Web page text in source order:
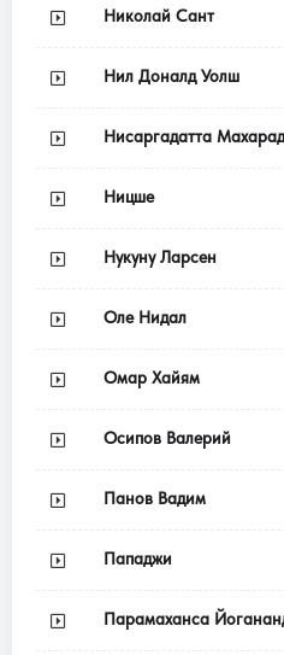
Николай Сант
Нил Доналд Уолш
Нисаргадатта
Ницше
Нукуну Ларсен
Оле Нидал
Омар Хайям
Осипов Валерий
Панов Вадим
Пападжи
Парамаханса